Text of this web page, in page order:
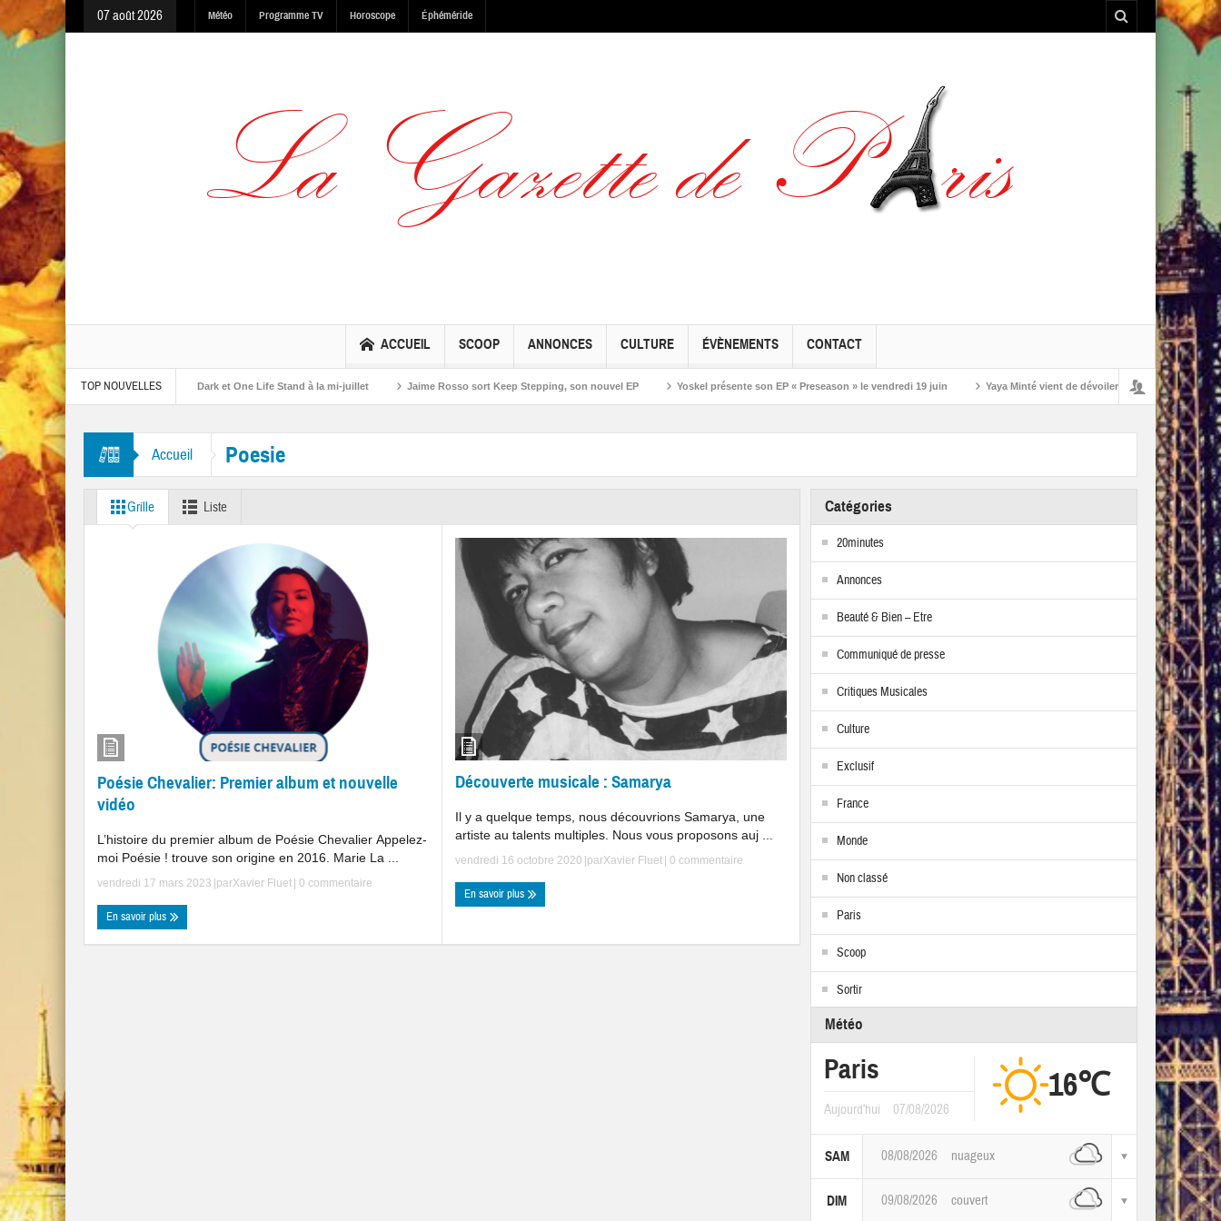
07 août 2026 Météo Programme TV Horoscope Éphéméride
ACCUEIL SCOOP ANNONCES CULTURE ÉVÈNEMENTS CONTACT
TOP NOUVELLES
The Warning, Made In The Dark et One Life Stand à la mi-juillet Jaime Rosso sort Keep Stepping, son nouvel EP Yoskel présente son EP « Preseason » le vendredi 19 juin Yaya Minté vient de dévoiler ‘So’, son premier album
“Mr. Tambourine Man” et “Like A Rolling Stone”
Accueil Poesie
Grille Liste
Poésie Chevalier: Premier album et nouvelle
vidéo
L’histoire du premier album de Poésie Chevalier Appelez-
moi Poésie ! trouve son origine en 2016. Marie La ...
vendredi 17 mars 2023 |parXavier Fluet 0 commentaire
En savoir plus
Découverte musicale : Samarya
Il y a quelque temps, nous découvrions Samarya, une
artiste au talents multiples. Nous vous proposons auj ...
vendredi 16 octobre 2020 |parXavier Fluet 0 commentaire
En savoir plus
Catégories
20minutes
Annonces
Beauté & Bien – Etre
Communiqué de presse
Critiques Musicales
Culture
Exclusif
France
Monde
Non classé
Paris
Scoop
Sortir
Météo
Paris
Aujourd'hui 07/08/2026
16℃
SAM 08/08/2026 nuageux
DIM 09/08/2026 couvert